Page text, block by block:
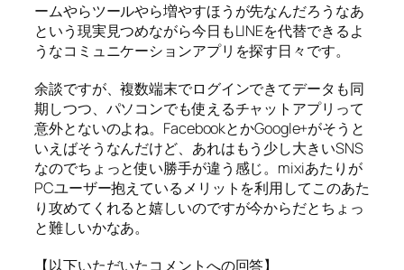
ームやらツールやら増やすほうが先なんだろうなあ
という現実見つめながら今日もLINEを代替できるよ
うなコミュニケーションアプリを探す日々です。
余談ですが、複数端末でログインできてデータも同
期しつつ、パソコンでも使えるチャットアプリって
意外とないのよね。FacebookとかGoogle+がそうと
いえばそうなんだけど、あれはもう少し大きいSNS
なのでちょっと使い勝手が違う感じ。mixiあたりが
PCユーザー抱えているメリットを利用してこのあた
り攻めてくれると嬉しいのですが今からだとちょっ
と難しいかなあ。
【以下いただいたコメントへの回答】